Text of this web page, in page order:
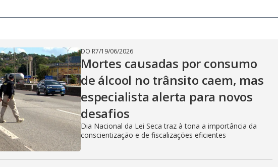
DO R7/19/06/2026
Mortes causadas por consumo
de álcool no trânsito caem, mas
especialista alerta para novos
desafios
Dia Nacional da Lei Seca traz à tona a importância da
conscientização e de fiscalizações eficientes